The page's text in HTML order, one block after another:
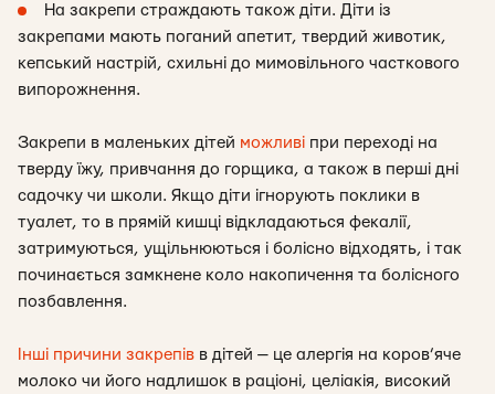
На закрепи страждають також діти. Діти із
закрепами мають поганий апетит, твердий животик,
кепський настрій, схильні до мимовільного часткового
випорожнення.
Закрепи в маленьких дітей можливі при переході на
тверду їжу, привчання до горщика, а також в перші дні
садочку чи школи. Якщо діти ігнорують поклики в
туалет, то в прямій кишці відкладаються фекалії,
затримуються, ущільнюються і болісно відходять, і так
починається замкнене коло накопичення та болісного
позбавлення.
Інші причини закрепів в дітей — це алергія на коров’яче
молоко чи його надлишок в раціоні, целіакія, високий